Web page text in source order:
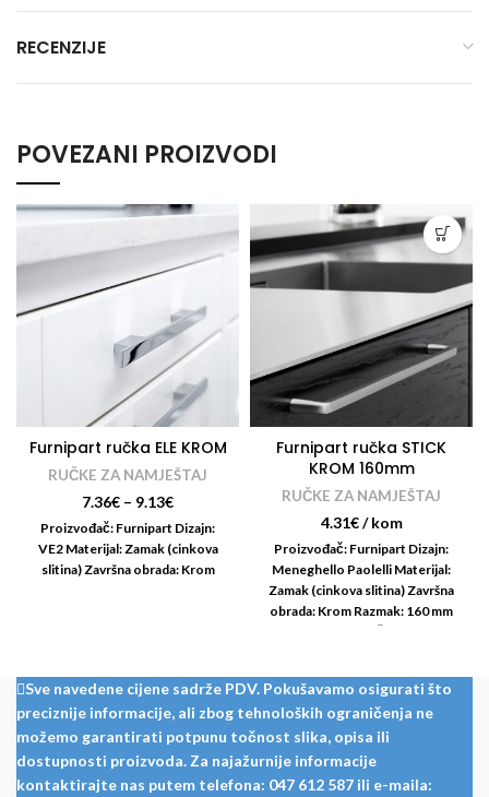
RECENZIJE
POVEZANI PROIZVODI
Furnipart ručka ELE KROM
RUČKE ZA NAMJEŠTAJ
7.36€ – 9.13€
Proizvođač: Furnipart Dizajn:
VE2 Materijal: Zamak (cinkova
slitina) Završna obrada: Krom
Furnipart ručka STICK
KROM 160mm
RUČKE ZA NAMJEŠTAJ
4.31€/ kom
Proizvođač: Furnipart Dizajn:
Meneghello Paolelli Materijal:
Zamak (cinkova slitina) Završna
obrada: Krom Razmak: 160 mm
Dužina: 171 mm Širina: 8/12
Sve navedene cijene sadrže PDV. Pokušavamo osigurati što
preciznije informacije, ali zbog tehnoloških ograničenja ne
možemo garantirati potpunu točnost slika, opisa ili
dostupnosti proizvoda. Za najažurnije informacije
kontaktirajte nas putem telefona: 047 612 587 ili e-maila: